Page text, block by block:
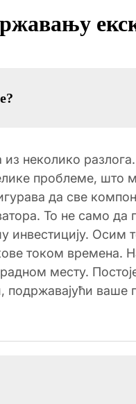
из неколико
проблеме, што
да све
То не само да
инвестицију. Осим
током времена.
месту.
ваше